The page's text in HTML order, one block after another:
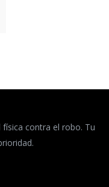
física contra el robo. Tu